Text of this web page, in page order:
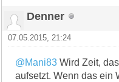
Denner
07.05.2015, 21:24
@Mani83 Wird Zeit,
aufsetzt. Wenn das ein